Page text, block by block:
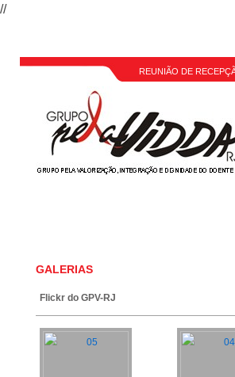
//
REUNIÃO DE
GALERIAS
Flickr do GPV-RJ